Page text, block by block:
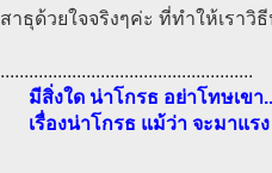
สาธุด้วยใจจริงๆค่ะ ที่ทำให้เรา
.....................................................
มีสิ่งใด น่าโกรธ อย่าโทษเขา
เรื่องน่าโกรธ แม้ว่า จะมาแร